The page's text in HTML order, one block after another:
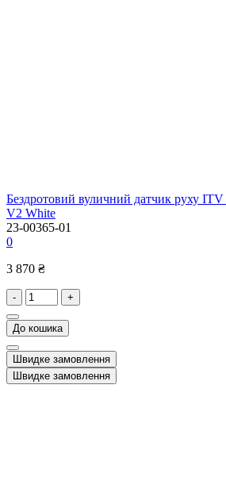
Бездротовий вуличний датчик руху
V2 White
23-00365-01
0
3 870 ₴
- +
До кошика
Швидке замовлення
Швидке замовлення